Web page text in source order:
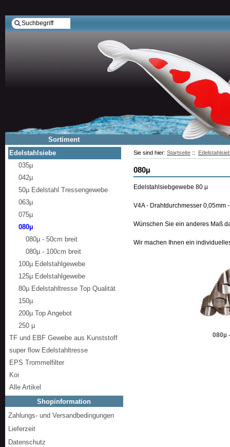
Sie sind hier: Startseite ::
080µ
Edelstahlsiebgewebe 80 µ
V4A - Drahtdurchmesser 0,05mm
Wünschen Sie ein anderes Maß
Wir machen Ihnen ein
080µ
Sortiment
Edelstahlsiebe
035µ
042µ
50µ Edelstahl Tressengewebe
063µ
075µ
080µ
080µ - 50cm breit
080µ - 100cm breit
100µ Edelstahlgewebe
125µ Edelstahlgewebe
80µ Edelstahltresse Top Qualität
150µ
200µ Top Angebot
250 µ
TF und EBF Gewebe aus Kunststoff
super flow Edelstahltresse
EPS Trommelfilter
Koi
Alle Artikel
Shopinformation
Zahlungs- und Versandbedingungen
Lieferzeit
Datenschutz